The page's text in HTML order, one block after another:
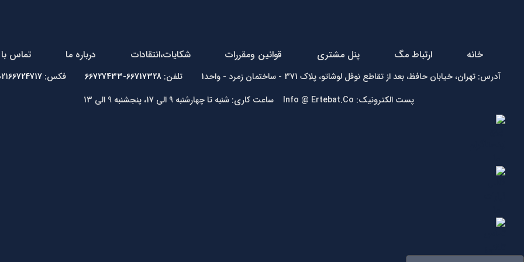
خانه ارتباط مگ پنل مشتری قوانین ومقررات شکایات،انتقادات درباره ما تماس
آدرس: تهران، خیابان حافظ، بعد از تقاطع نوفل لوشاتو، پلاک 371 - ساختمان زمرد - واحد1 تلفن: 66717328-66727433 فکس: 02166724717
پست الکترونیک: Info @ Ertebat.Co ساعت کاری: شنبه تا چهارشنبه 9 الی 17، پنجشنبه 9 الی 13